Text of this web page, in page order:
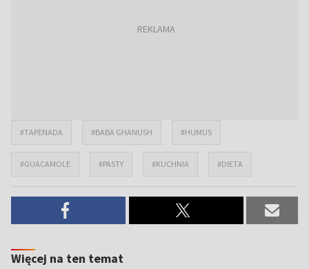
#TAPENADA #BABA GHANUSH #HUMUS
#GUACAMOLE #PASTY #KUCHNIA #DIETA
Więcej na ten temat